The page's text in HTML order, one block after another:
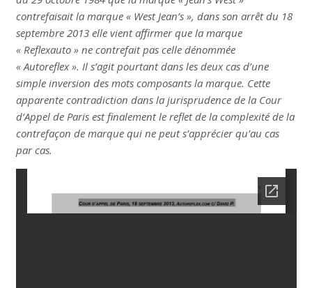
contrefaisait la marque « West Jean’s », dans son arrêt du 18
septembre 2013 elle vient affirmer que la marque
« Reflexauto » ne contrefait pas celle dénommée
« Autoreflex ». Il s’agit pourtant dans les deux cas d’une
simple inversion des mots composants la marque. Cette
apparente contradiction dans la jurisprudence de la Cour
d’Appel de Paris est finalement le reflet de la complexité de la
contrefaçon de marque qui ne peut s’apprécier qu’au cas
par cas.